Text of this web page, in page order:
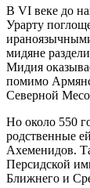
В VI веке до
Урарту
мидяне
Мидия
помимо
Северной
Но около 550
родственные
Ахеменидов.
Персидской
Ближнего и